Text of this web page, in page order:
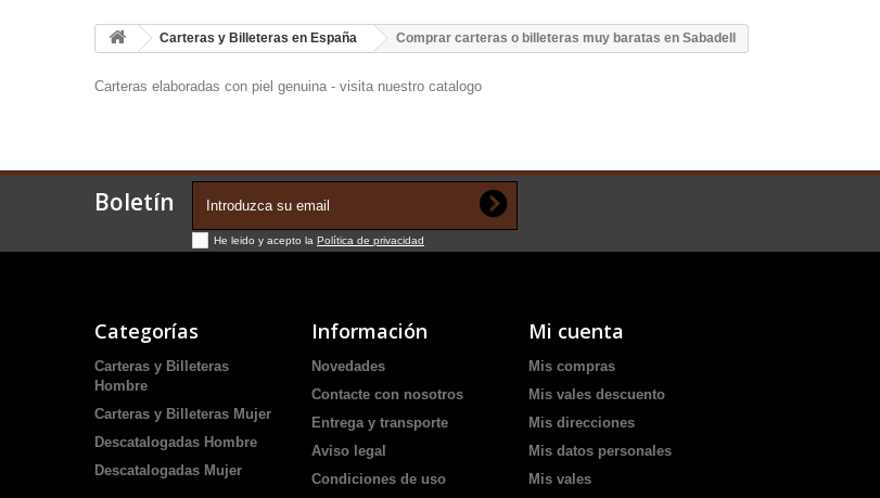
Carteras y Billeteras en España Comprar carteras o billeteras muy baratas en Sabadell
Carteras elaboradas con piel genuina - visita nuestro catalogo
Boletín
He leido y acepto la Política de privacidad
Categorías
Carteras y Billeteras
Hombre
Carteras y Billeteras Mujer
Descatalogadas Hombre
Descatalogadas Mujer
Información
Novedades
Contacte con nosotros
Entrega y transporte
Aviso legal
Condiciones de uso
Mi cuenta
Mis compras
Mis vales descuento
Mis direcciones
Mis datos personales
Mis vales